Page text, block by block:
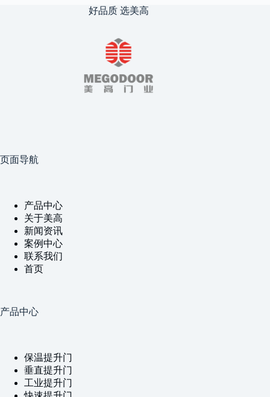
好品质 选美高
页面导航
产品中心
关于美高
新闻资讯
案例中心
联系我们
首页
产品中心
保温提升门
垂直提升门
工业提升门